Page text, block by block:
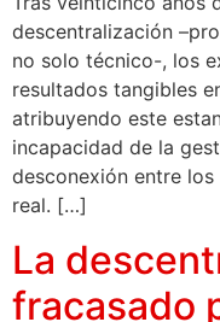
descentralización
no solo técnico-, los
resultados tangibles
atribuyendo este
incapacidad de la
desconexión entre
real. […]
La
fracasado